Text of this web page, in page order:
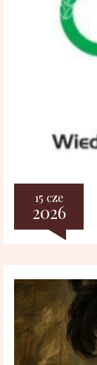
15 cze
2026